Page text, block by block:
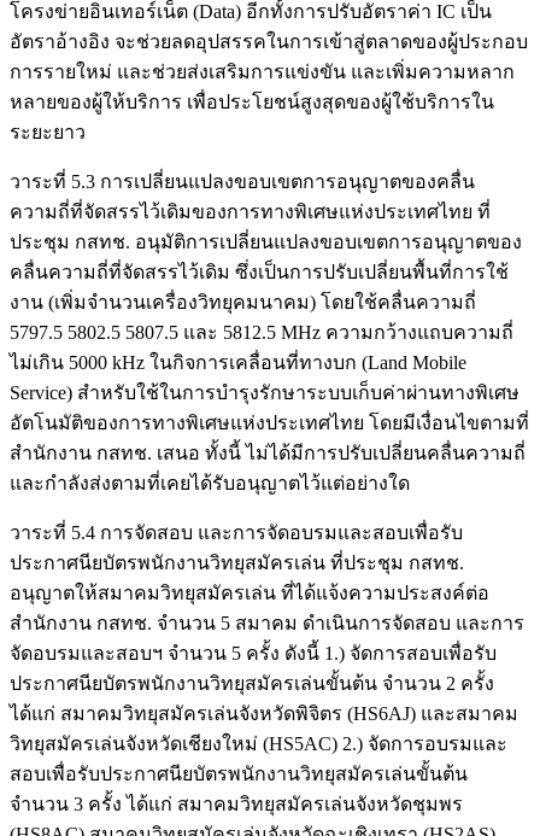
โครงข่ายอินเทอร์เน็ต (Data) อีกทั้งการปรับอัตราค่า IC เป็น
อัตราอ้างอิง จะช่วยลดอุปสรรคในการเข้าสู่ตลาดของผู้ประกอบ
การรายใหม่ และช่วยส่งเสริมการแข่งขัน และเพิ่มความหลาก
หลายของผู้ให้บริการ เพื่อประโยชน์สูงสุดของผู้ใช้บริการใน
ระยะยาว
วาระที่ 5.3 การเปลี่ยนแปลงขอบเขตการอนุญาตของคลื่น
ความถี่ที่จัดสรรไว้เดิมของการทางพิเศษแห่งประเทศไทย ที่
ประชุม กสทช. อนุมัติการเปลี่ยนแปลงขอบเขตการอนุญาตของ
คลื่นความถี่ที่จัดสรรไว้เดิม ซึ่งเป็นการปรับเปลี่ยนพื้นที่การใช้
งาน (เพิ่มจำนวนเครื่องวิทยุคมนาคม) โดยใช้คลื่นความถี่
5797.5 5802.5 5807.5 และ 5812.5 MHz ความกว้างแถบความถี่
ไม่เกิน 5000 kHz ในกิจการเคลื่อนที่ทางบก (Land Mobile
Service) สำหรับใช้ในการบำรุงรักษาระบบเก็บค่าผ่านทางพิเศษ
อัตโนมัติของการทางพิเศษแห่งประเทศไทย โดยมีเงื่อนไขตามที่
สำนักงาน กสทช. เสนอ ทั้งนี้ ไม่ได้มีการปรับเปลี่ยนคลื่นความถี่
และกำลังส่งตามที่เคยได้รับอนุญาตไว้แต่อย่างใด
วาระที่ 5.4 การจัดสอบ และการจัดอบรมและสอบเพื่อรับ
ประกาศนียบัตรพนักงานวิทยุสมัครเล่น ที่ประชุม กสทช.
อนุญาตให้สมาคมวิทยุสมัครเล่น ที่ได้แจ้งความประสงค์ต่อ
สำนักงาน กสทช. จำนวน 5 สมาคม ดำเนินการจัดสอบ และการ
จัดอบรมและสอบฯ จำนวน 5 ครั้ง ดังนี้ 1.) จัดการสอบเพื่อรับ
ประกาศนียบัตรพนักงานวิทยุสมัครเล่นขั้นต้น จำนวน 2 ครั้ง
ได้แก่ สมาคมวิทยุสมัครเล่นจังหวัดพิจิตร (HS6AJ) และสมาคม
วิทยุสมัครเล่นจังหวัดเชียงใหม่ (HS5AC) 2.) จัดการอบรมและ
สอบเพื่อรับประกาศนียบัตรพนักงานวิทยุสมัครเล่นขั้นต้น
จำนวน 3 ครั้ง ได้แก่ สมาคมวิทยุสมัครเล่นจังหวัดชุมพร